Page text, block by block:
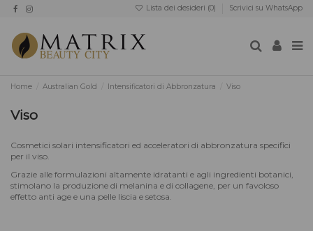
Lista dei desideri (0) Scrivici su WhatsApp
Home Australian Gold Intensificatori di Abbronzatura Viso
Viso
Cosmetici solari intensificatori ed acceleratori di abbronzatura specifici
per il viso.
Grazie alle formulazioni altamente idratanti e agli ingredienti botanici,
stimolano la produzione di melanina e di collagene, per un favoloso
effetto anti age e una pelle liscia e setosa.